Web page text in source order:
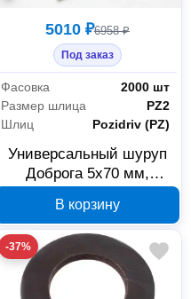
5010 ₽6958 ₽
Под заказ
Фасовка
2000 шт
Размер шлица
PZ2
Шлиц
Pozidriv (PZ)
Универсальный шуруп
Доброга 5x70 мм,
В корзину
-37%